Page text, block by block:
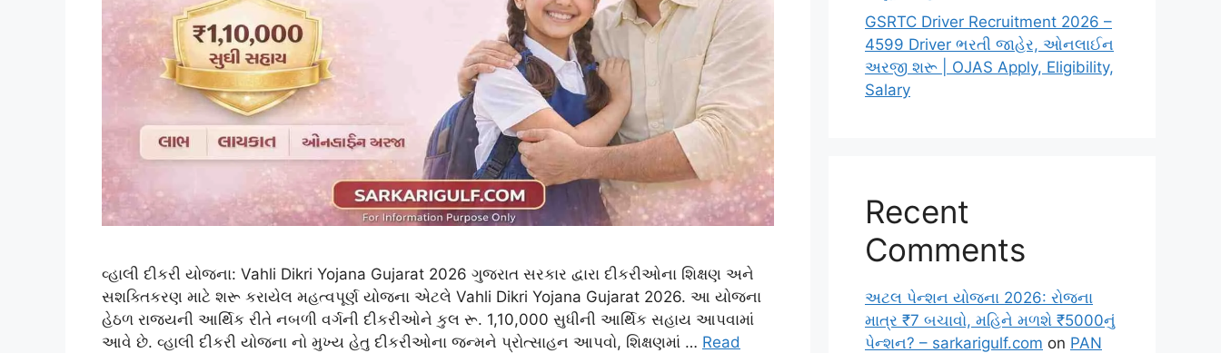
વ્હાલી દીકરી યોજના: Vahli Dikri Yojana Gujarat 2026 ગુજરાત સરકાર દ્વારા દીકરીઓના શિક્ષણ અને
સશક્તિકરણ માટે શરૂ કરાયેલ મહત્વપૂર્ણ યોજના એટલે Vahli Dikri Yojana Gujarat 2026. આ યોજના
હેઠળ રાજ્યની આર્થિક રીતે નબળી વર્ગની દીકરીઓને કુલ રૂ. 1,10,000 સુધીની આર્થિક સહાય આપવામાં
આવે છે. વ્હાલી દીકરી યોજના નો મુખ્ય હેતુ દીકરીઓના જન્મને પ્રોત્સાહન આપવો, શિક્ષણમાં … Read
GSRTC Driver Recruitment 2026 –
4599 Driver ભરતી જાહેર, ઓનલાઈન
અરજી શરૂ | OJAS Apply, Eligibility,
Salary
Recent
Comments
અટલ પેન્શન યોજના 2026: રોજના
માત્ર ₹7 બચાવો, મહિને મળશે ₹5000નું
પેન્શન? – sarkarigulf.com on PAN